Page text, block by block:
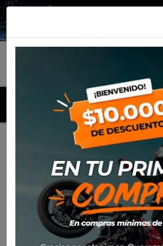
MENU
Productos Equipamiento
Touchdown